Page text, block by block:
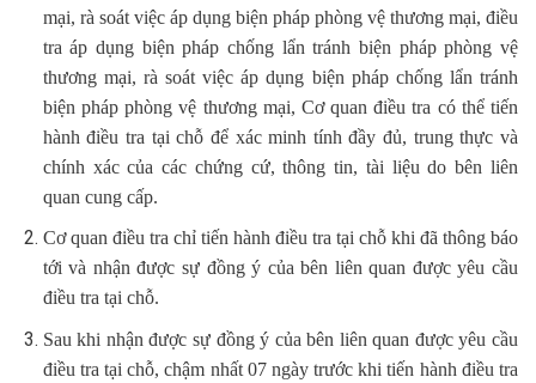
mại, rà soát việc áp dụng biện pháp phòng vệ thương mại, điều
tra áp dụng biện pháp chống lẩn tránh biện pháp phòng vệ
thương mại, rà soát việc áp dụng biện pháp chống lẩn tránh
biện pháp phòng vệ thương mại, Cơ quan điều tra có thể tiến
hành điều tra tại chỗ để xác minh tính đầy đủ, trung thực và
chính xác của các chứng cứ, thông tin, tài liệu do bên liên
quan cung cấp.
Cơ quan điều tra chỉ tiến hành điều tra tại chỗ khi đã thông báo
tới và nhận được sự đồng ý của bên liên quan được yêu cầu
điều tra tại chỗ.
Sau khi nhận được sự đồng ý của bên liên quan được yêu cầu
điều tra tại chỗ, chậm nhất 07 ngày trước khi tiến hành điều tra